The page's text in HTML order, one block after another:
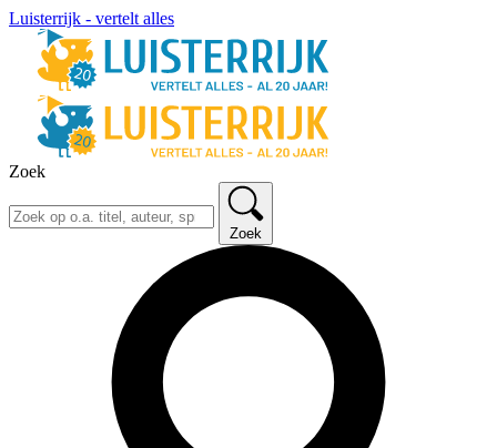
Luisterrijk - vertelt alles
Zoek
Zoek